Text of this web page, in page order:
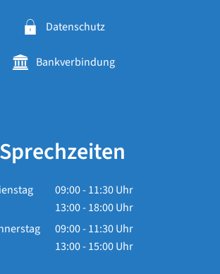
Datenschutz
Bankverbindung
Sprechzeiten
09:00-11:30Uhr
Von 09:00 bis 11:30 Uhr
13:00-18:00Uhr
Von 13:00 bis 18:00 Uhr
09:00-11:30Uhr
Von 09:00 bis 11:30 Uhr
13:00-15:00Uhr